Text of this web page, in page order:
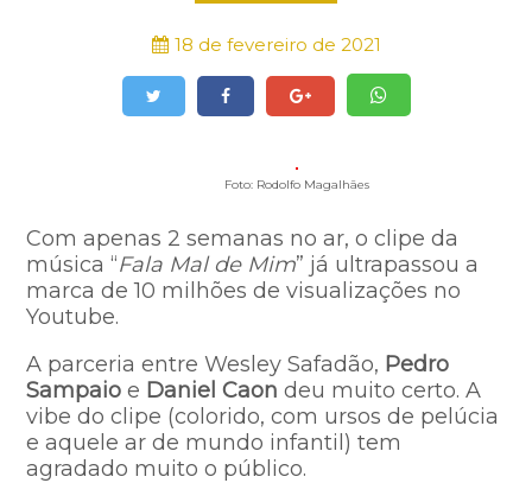
18 de fevereiro de 2021
Foto: Rodolfo Magalhães
Com apenas 2 semanas no ar, o clipe da
música “Fala Mal de Mim” já ultrapassou a
marca de 10 milhões de visualizações no
Youtube.
A parceria entre Wesley Safadão, Pedro
Sampaio e Daniel Caon deu muito certo. A
vibe do clipe (colorido, com ursos de pelúcia
e aquele ar de mundo infantil) tem
agradado muito o público.